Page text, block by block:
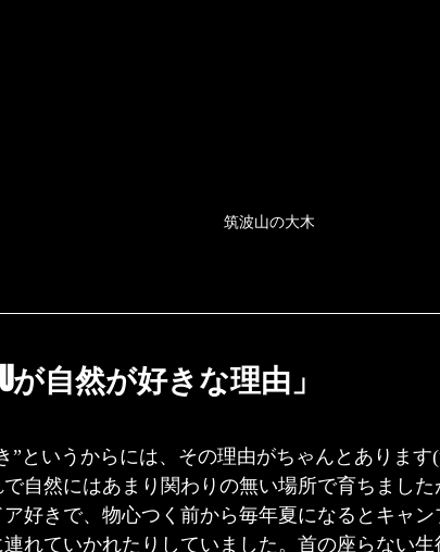
筑波山の大木
が自然が好きな理由」
”というからには、その理由がちゃんとあります
自然にはあまり関わりの無い場所で育ちました
好きで、物心つく前から毎年夏になるとキャ
れていかれたりしていました。首の座らない生